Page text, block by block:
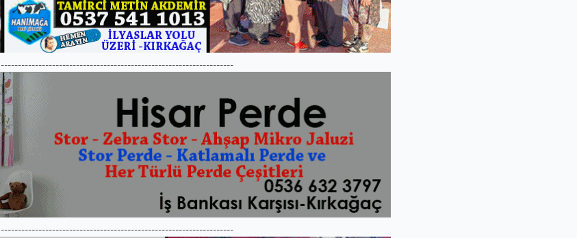
--------------------------------------------------------------------
--------------------------------------------------------------------